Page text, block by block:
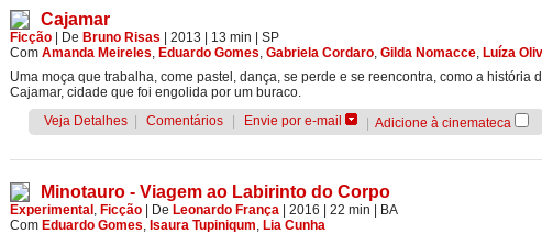
Cajamar
Ficção De Bruno Risas | 2013 | 13 min
SP
Com Amanda Meireles, Eduardo Gomes, Gabriela Cordaro, Gilda Nomacce, Luíza
Uma moça que trabalha, come pastel, dança, se perde e se reencontra, como a história
Cajamar, cidade que foi engolida por um buraco.
Veja Detalhes
Comentários Envie por e-mail Adicione à cinemateca
Minotauro - Viagem ao Labirinto do Corpo
Experimental , Ficção De Leonardo França | 2016 | 22 min
BA
Com Eduardo Gomes, Isaura Tupiniqum, Lia Cunha